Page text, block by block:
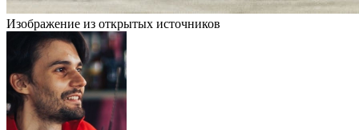
Изображение из открытых источников